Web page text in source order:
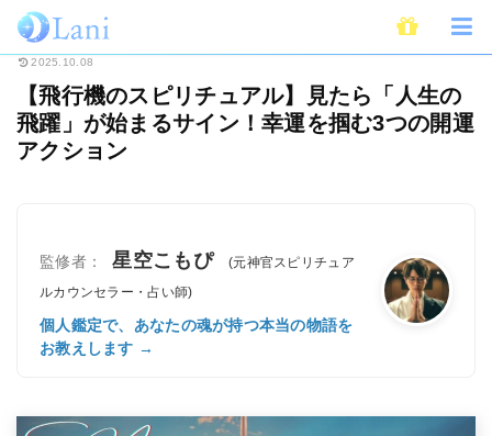
ホーム スピリチュアル 【飛行機のスピリチュアル】見たら「人生の飛躍
2025.10.08
【飛行機のスピリチュアル】見たら「人生の
飛躍」が始まるサイン！幸運を掴む3つの開運
アクション
監修者： 星空こもぴ
(元神官スピリチュア
ルカウンセラー・占い師)
個人鑑定で、あなたの魂が持つ本当の物語を
お教えします →